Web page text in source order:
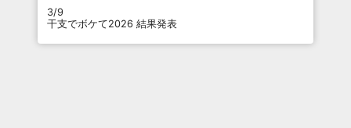
3/9
干支でボケて2026 結果発表